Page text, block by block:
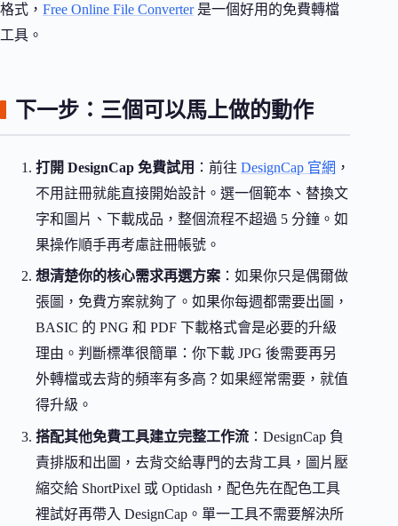
格式， Free Online File Converter是一個好用的免費轉檔
工具。
下一步：三個可以馬上做的動作
打開 DesignCap 免費試用 ：前往 DesignCap 官網 ，
不用註冊就能直接開始設計。選一個範本、替換文
字和圖片、下載成品，整個流程不超過 5 分鐘。如
果操作順手再考慮註冊帳號。
想清楚你的核心需求再選方案 ：如果你只是偶爾做
張圖，免費方案就夠了。如果你每週都需要出圖，
BASIC 的 PNG 和 PDF 下載格式會是必要的升級
理由。判斷標準很簡單：你下載 JPG 後需要再另
外轉檔或去背的頻率有多高？如果經常需要，就值
得升級。
搭配其他免費工具建立完整工作流 ：DesignCap 負
責排版和出圖，去背交給專門的去背工具，圖片壓
縮交給 ShortPixel 或 Optidash，配色先在配色工具
裡試好再帶入 DesignCap。單一工具不需要解決所